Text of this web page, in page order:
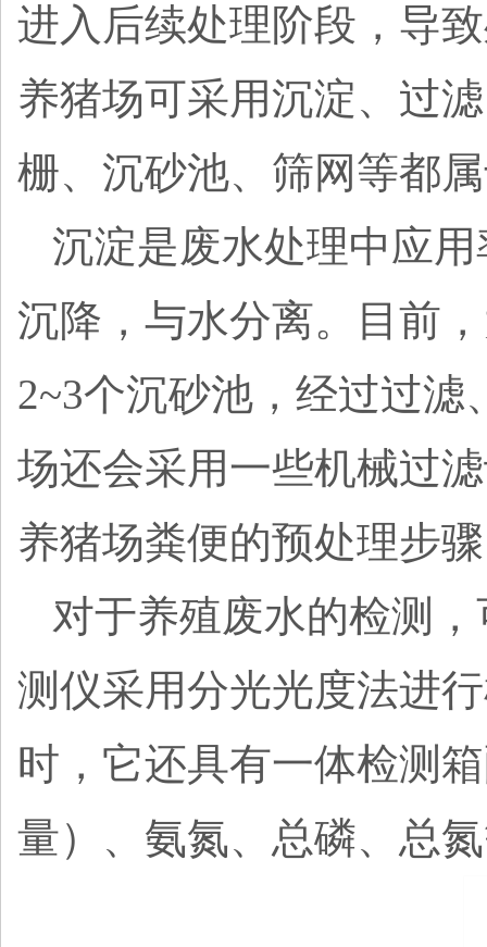
进入后续处理阶段，导
养猪场可采用沉淀、过
栅、沉砂池、筛网等都
沉淀是废水处理中应
沉降，与水分离。目前
2~3个沉砂池，经过过
场还会采用一些机械过
养猪场粪便的预处理步
对于养殖废水的检测
测仪采用分光光度法进
时，它还具有一体检测
量）、氨氮、总磷、总